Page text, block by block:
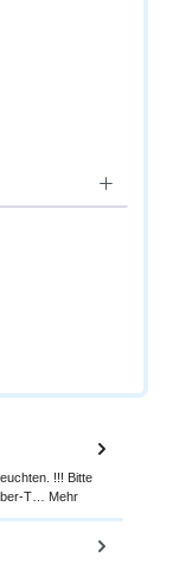
!!! Bitte
T… Mehr